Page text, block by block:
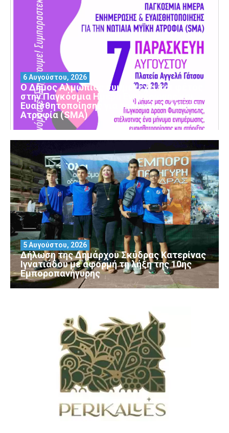
Ο Δήμος Αλμωπίας συμμετέχει και φέτος
στην Παγκόσμια Ημέρα Ενημέρωσης και
Ευαισθητοποίησης για τη Νωτιαία Μυϊκή
Ατροφία (SMA)
6 Αυγούστου, 2026
Δήλωση της Δημάρχου Σκύδρας Κατερίνας
Ιγνατιάδου με αφορμή τη λήξη της 10ης
Εμποροπανήγυρης
5 Αυγούστου, 2026